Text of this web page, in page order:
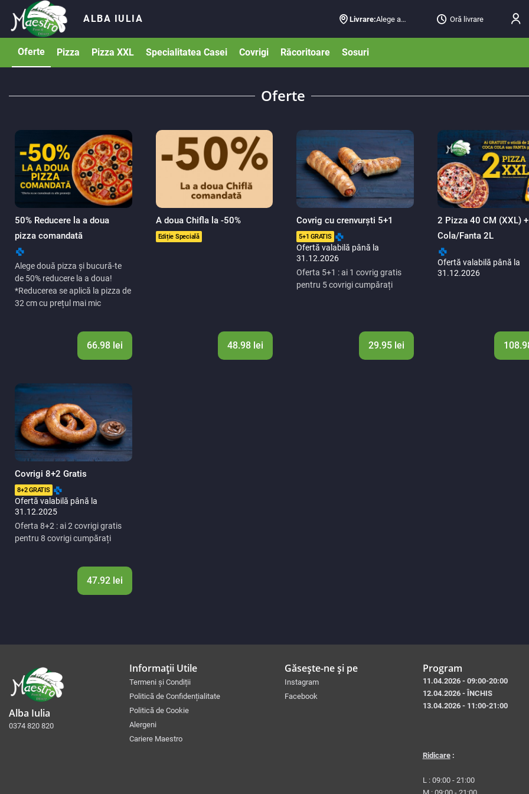
ALBA IULIA Livrare: Alege adresa Oră livrare
Oferte Pizza Pizza XXL Specialitatea Casei Covrigi Răcoritoare Sosuri
Oferte
50% Reducere la a doua
pizza comandată
Alege două pizza și bucură-te
de 50% reducere la a doua!
*Reducerea se aplică la pizza de
32 cm cu prețul mai mic
66.98 lei
A doua Chifla la -50%
Ediție Specială
48.98 lei
Covrig cu crenvurști 5+1
5+1 GRATIS
Ofertă valabilă până la
31.12.2026
Oferta 5+1 : ai 1 covrig gratis
pentru 5 covrigi cumpărați
29.95 lei
2 Pizza 40 CM (XXL) +
Cola/Fanta 2L
Ofertă valabilă până la
31.12.2026
Covrigi 8+2 Gratis
8+2 GRATIS
Ofertă valabilă până la
31.12.2025
Oferta 8+2 : ai 2 covrigi gratis
pentru 8 covrigi cumpărați
47.92 lei
Alba Iulia
0374 820 820
Informații Utile
Termeni și Condiții
Politică de Confidențialitate
Politică de Cookie
Alergeni
Cariere Maestro
Găsește-ne și pe
Instagram
Facebook
Program
11.04.2026 - 09:00-20:00
12.04.2026 - ÎNCHIS
13.04.2026 - 11:00-21:00
Ridicare:
L : 09:00 - 21:00